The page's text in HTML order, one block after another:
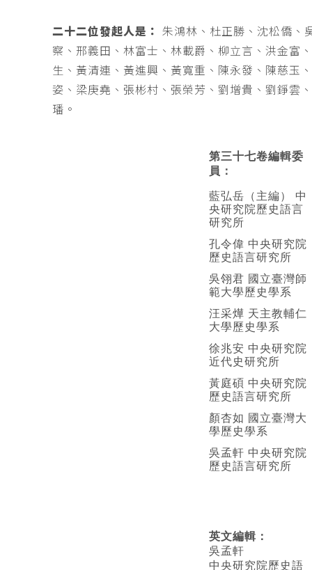
二十二位發起人是：
朱鴻林、杜正勝、沈松僑、
察、邢義田、林富士、林載爵、柳立言、洪金富
生、黃清連、黃進興、黃寬重、陳永發、陳慈玉
姿、梁庚堯、張彬村、張榮芳、劉增貴、劉錚雲
璠。
第三十七卷編輯委
員：
藍弘岳（主編） 中
央研究院歷史語言
研究所
孔令偉 中央研究院
歷史語言研究所
吳翎君 國立臺灣師
範大學歷史學系
汪采燁 天主教輔仁
大學歷史學系
徐兆安 中央研究院
近代史研究所
黃庭碩 中央研究院
歷史語言研究所
顏杏如 國立臺灣大
學歷史學系
吳孟軒 中央研究院
歷史語言研究所
英文編輯 ：
吳孟軒
中央研究院歷史語